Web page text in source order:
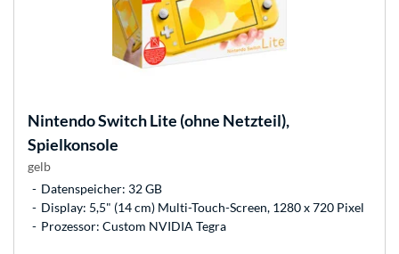
NintendoSwitch Lite (ohne Netzteil),
Spielkonsole
gelb
Datenspeicher: 32 GB
Display: 5,5" (14 cm) Multi-Touch-Screen, 1280 x 720 Pixel
Prozessor: Custom NVIDIA Tegra